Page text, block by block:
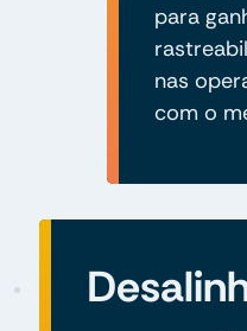
para
nas
com o